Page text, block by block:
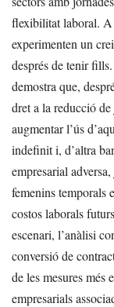
flexibilitat laboral. A
experimenten un
després de tenir
demostra que,
dret a la reducció
augmentar l’ús
indefinit i, d’altra
empresarial
femenins temporals
costos laborals
escenari, l’anàlisi
conversió de
de les mesures més
empresarials